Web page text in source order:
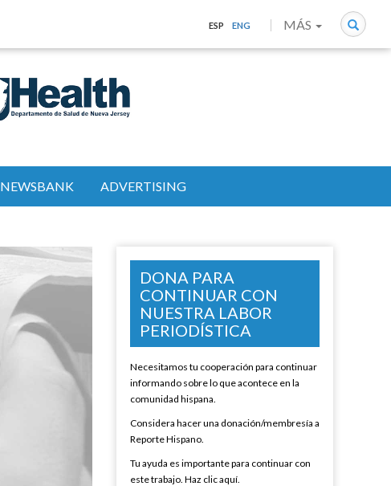
Search
MÁS
ESP ENG
NEWSBANK ADVERTISING
DONA PARA
CONTINUAR CON
NUESTRA LABOR
PERIODÍSTICA
Necesitamos tu cooperación para continuar
informando sobre lo que acontece en la
comunidad hispana.
Considera hacer una donación/membresía a
Reporte Hispano.
Tu ayuda es importante para continuar con
este trabajo. Haz clic aquí.